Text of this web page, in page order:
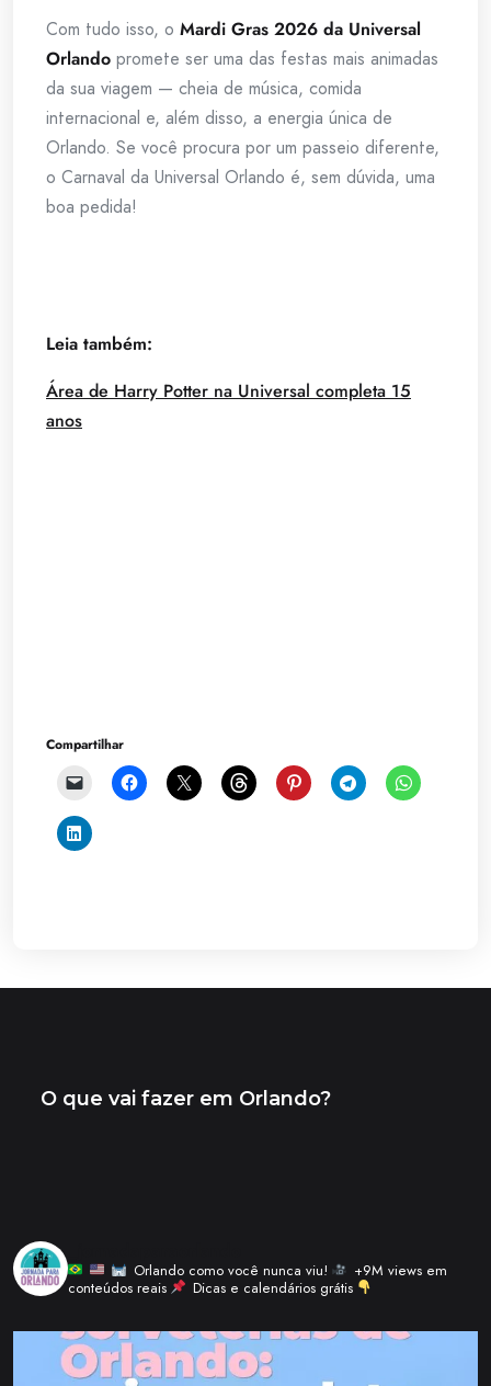
Com tudo isso, o Mardi Gras 2026 da Universal
Orlando promete ser uma das festas mais animadas
da sua viagem — cheia de música, comida
internacional e, além disso, a energia única de
Orlando. Se você procura por um passeio diferente,
o Carnaval da Universal Orlando é, sem dúvida, uma
boa pedida!
Leia também:
Área de Harry Potter na Universal completa 15
anos
Compartilhar
Orlando como você nunca viu!
+9M views em
conteúdos reais
Dicas e calendários grátis